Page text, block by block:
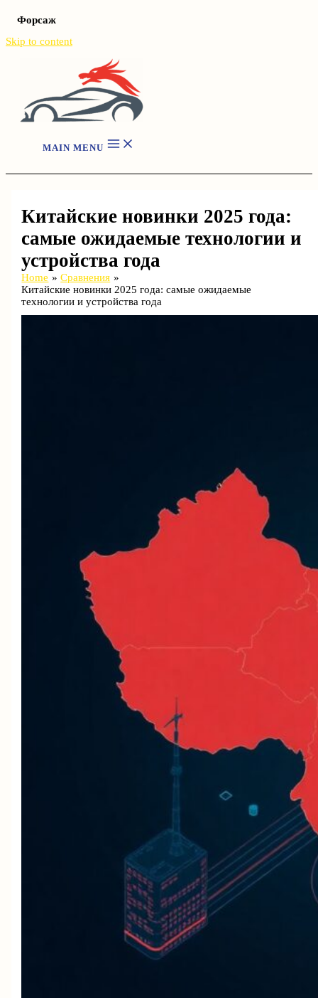
Форсаж
Skip to content
MAIN MENU
Китайские новинки 2025 года:
самые ожидаемые технологии и
устройства года
Home
Сравнения
Китайские новинки 2025 года: самые ожидаемые
технологии и устройства года